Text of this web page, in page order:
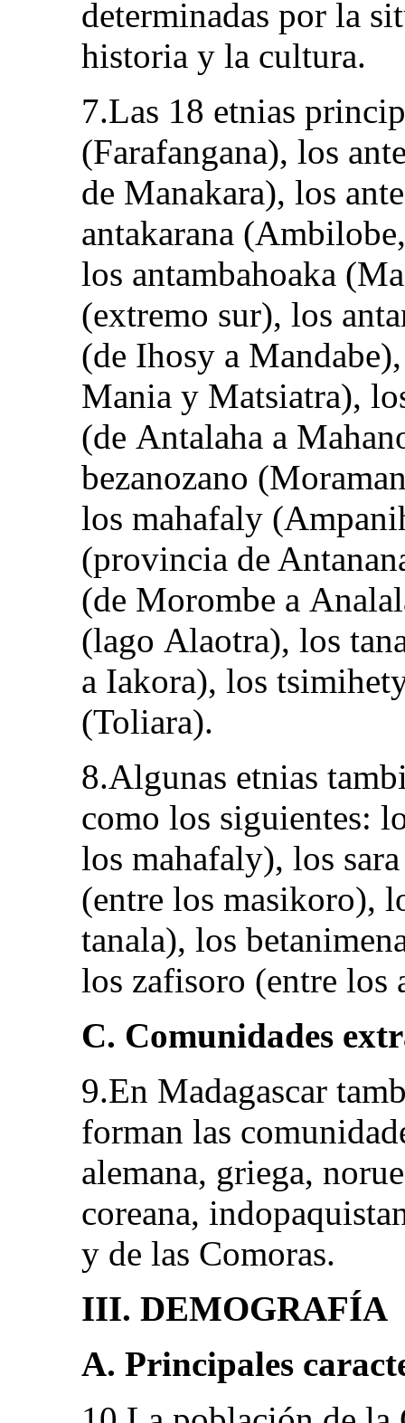
determinadas por la
historia y la cultura.
7.Las 18 etnias
(Farafangana), los
de Manakara), los
antakarana
los antambahoaka
(extremo sur), los
(de Ihosy a
Mania y Matsiatra),
(de Antalaha a
bezanozano
los mahafaly
(provincia de
(de Morombe a
(lago Alaotra), los
a Iakora), los
(Toliara).
8.Algunas etnias
como los siguientes:
los mahafaly), los
(entre los masikoro),
tanala), los
los zafisoro (entre los
C. Comunidades
9.En Madagascar
forman las
alemana, griega,
coreana,
y de las Comoras.
III. DEMOGRAFÍA
A. Principales